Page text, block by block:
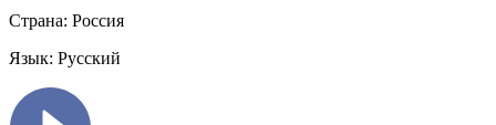
Страна: Россия
Язык: Русский